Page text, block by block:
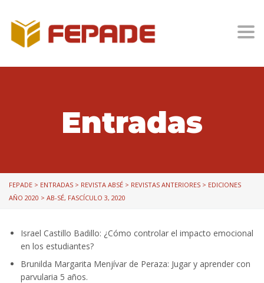
Entradas
FEPADE > ENTRADAS > REVISTA ABSÉ > REVISTAS ANTERIORES > EDICIONES
AÑO 2020 > AB-SÉ, FASCÍCULO 3, 2020
Israel Castillo Badillo: ¿Cómo controlar el impacto emocional
en los estudiantes?
Brunilda Margarita Menjívar de Peraza: Jugar y aprender con
parvularia 5 años.